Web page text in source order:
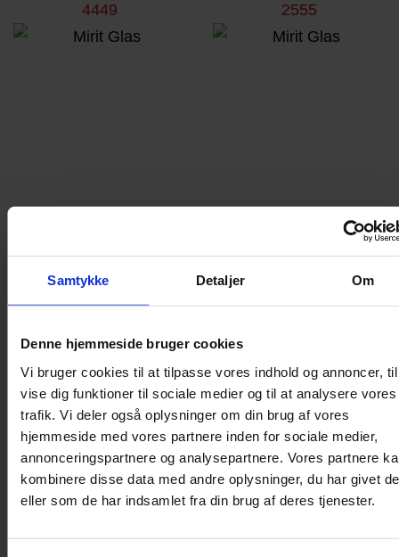
Samtykke Detaljer Om
Denne hjemmeside bruger cookies
Vi bruger cookies til at tilpasse vores indhold og annoncer,
vise dig funktioner til sociale medier og til at analysere vores
trafik. Vi deler også oplysninger om din brug af vores
hjemmeside med vores partnere inden for sociale medier,
annonceringspartnere og analysepartnere. Vores partnere
kombinere disse data med andre oplysninger, du har givet
eller som de har indsamlet fra din brug af deres tjenester.
4449
2555
produktionslokaler i Vojens. Her har vi også et af
Danmarks mest velassorterede råvarelagre.
Vil du vide mere om, hvad Mirit Glas kan gøre for
dig? Så kontakt vores salgsafdeling i dag.
Telefonerne er åbne mandag-torsdag kl. 8-16 samt